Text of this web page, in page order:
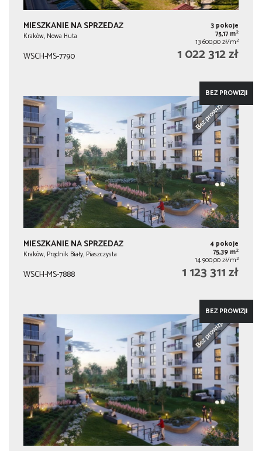
MIESZKANIE NA SPRZEDAŻ
Kraków, Nowa Huta
3 pokoje
75,17 m2
13 600,00 zł/m2
WSCH-MS-7790 1 022 312 zł
BEZ PROWIZJI
MIESZKANIE NA SPRZEDAŻ
Kraków, Prądnik Biały, Piaszczysta
4 pokoje
75,39 m2
14 900,00 zł/m2
WSCH-MS-7888 1 123 311 zł
BEZ PROWIZJI